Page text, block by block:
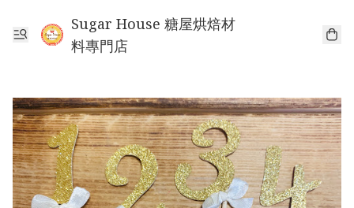
Sugar House 糖屋烘焙材
料專門店